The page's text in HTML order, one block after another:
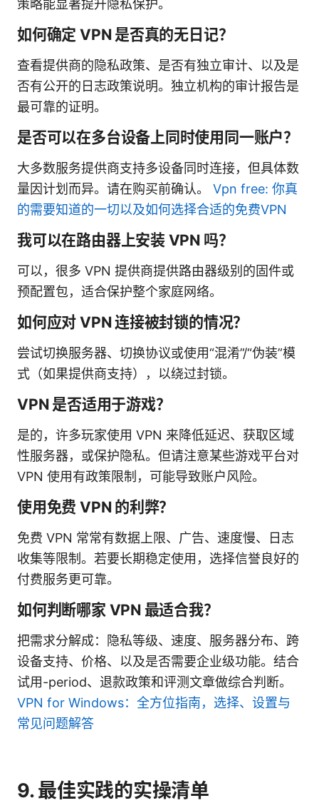
策略能显著提升隐私保护。
如何确定 VPN 是否真的无日记？
查看提供商的隐私政策、是否有独立审计、以及是
否有公开的日志政策说明。独立机构的审计报告是
最可靠的证明。
是否可以在多台设备上同时使用同一账户？
大多数服务提供商支持多设备同时连接，但具体数
量因计划而异。请在购买前确认。 Vpn free: 你真
的需要知道的一切以及如何选择合适的免费VPN
我可以在路由器上安装 VPN 吗？
可以，很多 VPN 提供商提供路由器级别的固件或
预配置包，适合保护整个家庭网络。
如何应对 VPN 连接被封锁的情况？
尝试切换服务器、切换协议或使用“混淆”/“伪装”模
式（如果提供商支持），以绕过封锁。
VPN 是否适用于游戏？
是的，许多玩家使用 VPN 来降低延迟、获取区域
性服务器，或保护隐私。但请注意某些游戏平台对
VPN 使用有政策限制，可能导致账户风险。
使用免费 VPN 的利弊？
免费 VPN 常常有数据上限、广告、速度慢、日志
收集等限制。若要长期稳定使用，选择信誉良好的
付费服务更可靠。
如何判断哪家 VPN 最适合我？
把需求分解成：隐私等级、速度、服务器分布、跨
设备支持、价格、以及是否需要企业级功能。结合
试用-period、退款政策和评测文章做综合判断。
VPN for Windows：全方位指南，选择、设置与
常见问题解答
9. 最佳实践的实操清单